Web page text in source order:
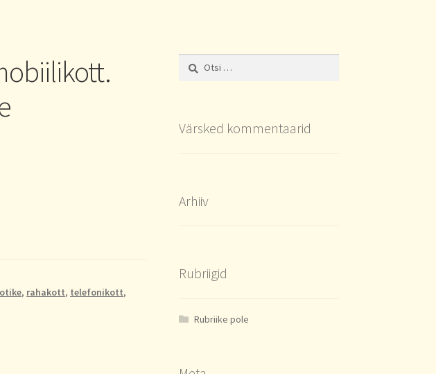
, rahakott, telefonikott,
Otsi:
Värsked kommentaarid
Arhiiv
Rubriigid
Rubriike pole